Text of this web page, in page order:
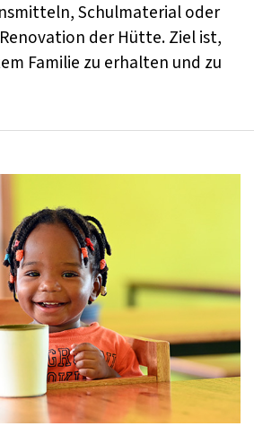
Schulmaterial oder
der Hütte. Ziel ist,
Familie zu erhalten und zu